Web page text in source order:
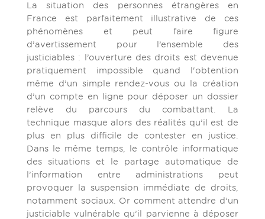
La situation des personnes étrangères en
France est parfaitement illustrative de ces
phénomènes et peut faire figure
d’avertissement pour l’ensemble des
justiciables : l’ouverture des droits est devenue
pratiquement impossible quand l'obtention
même d’un simple rendez-vous ou la création
d’un compte en ligne pour déposer un dossier
relève du parcours du combattant. La
technique masque alors des réalités qu’il est de
plus en plus difficile de contester en justice.
Dans le même temps, le contrôle informatique
des situations et le partage automatique de
l’information entre administrations peut
provoquer la suspension immédiate de droits,
notamment sociaux. Or comment attendre d’un
justiciable vulnérable qu’il parvienne à déposer